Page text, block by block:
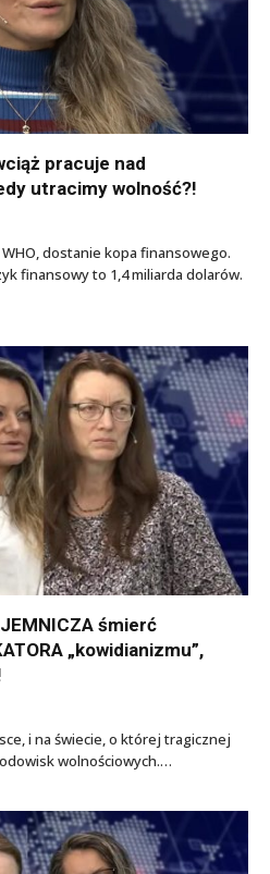
pracuje nad
utracimy wolność?!
dostanie kopa finansowego.
finansowy to 1,4 miliarda dolarów.
śmierć
„kowidianizmu”,
i na świecie, o której tragicznej
wolnościowych.…